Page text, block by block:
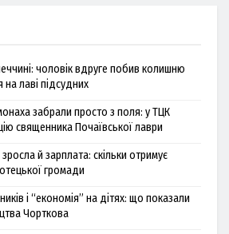
чоловік вдруге побив колишню
лаві підсудних
забрали просто з поля: у ТЦК
священника Почаївської лаври
й зарплата: скільки отримує
громади
і “економія” на дітях: що показали
Чорткова